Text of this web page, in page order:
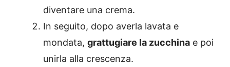
diventare una crema.
In seguito, dopo averla lavata e
mondata, grattugiare la zucchina e poi
unirla alla crescenza.